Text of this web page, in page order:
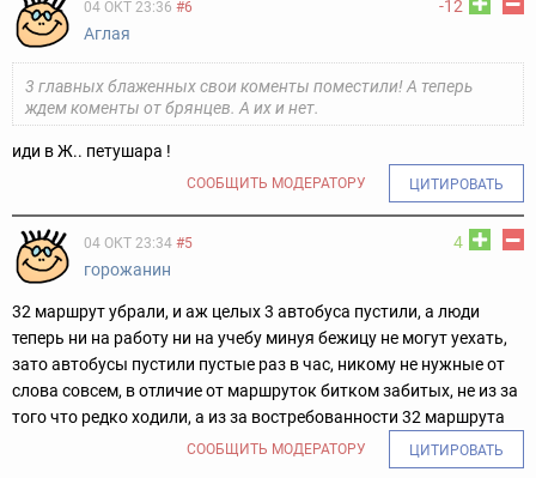
-12
04 ОКТ 23:36 #6
Аглая
3 главных блаженных свои коменты поместили! А теперь
ждем коменты от брянцев. А их и нет.
иди в Ж.. петушара !
СООБЩИТЬ МОДЕРАТОРУ ЦИТИРОВАТЬ
4
04 ОКТ 23:34 #5
горожанин
32 маршрут убрали, и аж целых 3 автобуса пустили, а люди
теперь ни на работу ни на учебу минуя бежицу не могут уехать,
зато автобусы пустили пустые раз в час, никому не нужные от
слова совсем, в отличие от маршруток битком забитых, не из за
того что редко ходили, а из за востребованности 32 маршрута
СООБЩИТЬ МОДЕРАТОРУ ЦИТИРОВАТЬ